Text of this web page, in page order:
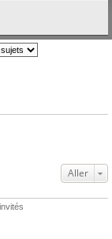
Aller